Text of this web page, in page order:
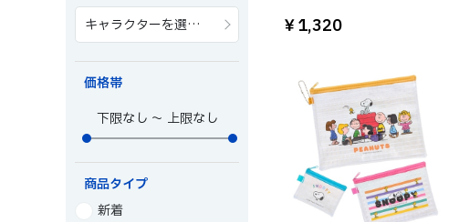
キャラクターを選択する
価格帯
～
商品タイプ
新着
￥1,320